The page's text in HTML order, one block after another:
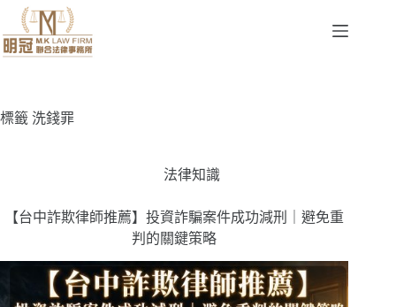
標籤 洗錢罪
法律知識
【台中詐欺律師推薦】投資詐騙案件成功減刑｜避免重
判的關鍵策略